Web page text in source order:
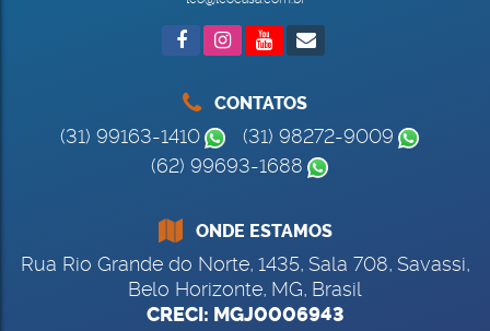
CONTATOS
(31) 99163-1410
(31) 98272-9009
(62) 99693-1688
ONDE ESTAMOS
Rua Rio Grande do Norte, 1435, Sala 708, Savassi,
Belo Horizonte, MG, Brasil
CRECI: MGJ0006943